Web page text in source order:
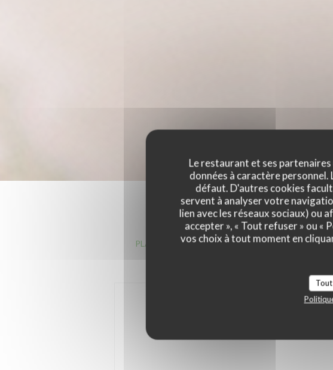
Le restaurant et ses
données à caractère
défaut. D'autres cookies
servent à analyser votre
lien avec les réseaux sociaux) ou
accepter », « Tout refuser » ou «
vos choix à tout moment en
PLAT DU JOUR Fourmule du midi LES